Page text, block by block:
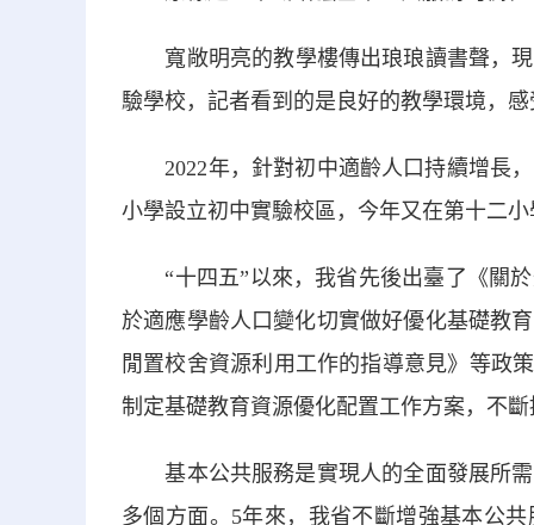
寬敞明亮的教學樓傳出琅琅讀書聲，
驗學校，記者看到的是良好的教學環境，
2022年，針對初中適齡人口持續增長，
小學設立初中實驗校區，今年又在第十二
“十四五”以來，我省先後出臺了《關於
於適應學齡人口變化切實做好優化基礎教
閒置校舍資源利用工作的指導意見》等政
制定基礎教育資源優化配置工作方案，不
基本公共服務是實現人的全面發展所需
多個方面。5年來，我省不斷增強基本公